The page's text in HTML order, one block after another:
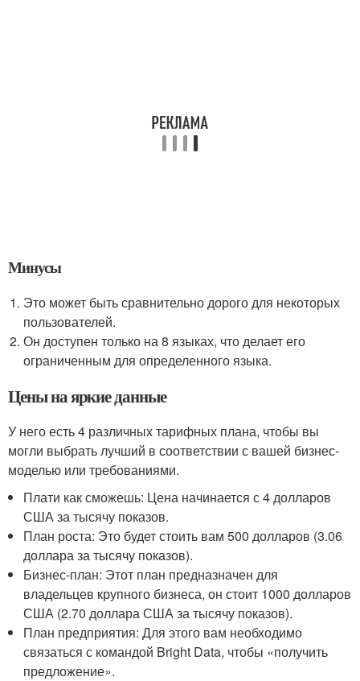
Минусы
Это может быть сравнительно дорого для некоторых
пользователей.
Он доступен только на 8 языках, что делает его
ограниченным для определенного языка.
Цены на яркие данные
У него есть 4 различных тарифных плана, чтобы вы
могли выбрать лучший в соответствии с вашей бизнес-
моделью или требованиями.
Плати как сможешь: Цена начинается с 4 долларов
США за тысячу показов.
План роста: Это будет стоить вам 500 долларов (3.06
доллара за тысячу показов).
Бизнес-план: Этот план предназначен для
владельцев крупного бизнеса, он стоит 1000 долларов
США (2.70 доллара США за тысячу показов).
План предприятия: Для этого вам необходимо
связаться с командой Bright Data, чтобы «получить
предложение».